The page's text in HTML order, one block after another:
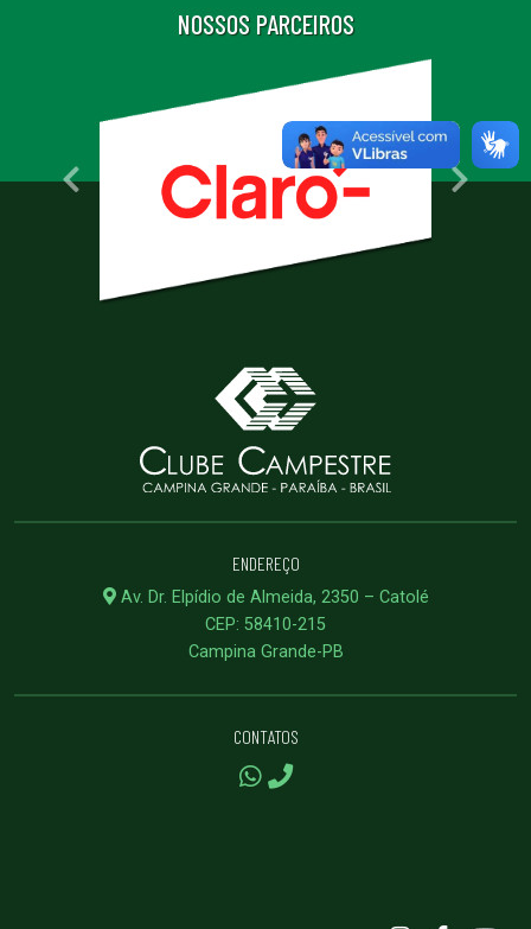
NOSSOS PARCEIROS
ENDEREÇO
Av. Dr. Elpídio de Almeida, 2350 – Catolé
CEP: 58410-215
Campina Grande-PB
CONTATOS